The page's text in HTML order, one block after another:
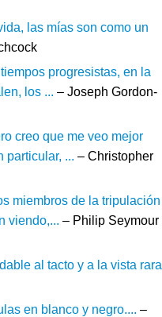
las mías son como un
progresistas, en la
los ... – Joseph Gordon-
creo que me veo mejor
particular, ... – Christopher
miembros de la tripulación
viendo,... – Philip Seymour
al tacto y a la vista rara
en blanco y negro.... –